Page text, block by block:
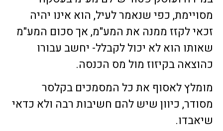
מסויימת, כפי שנאמר לעיל, הוא אינו יהיה
זכאי לקזז ממנה את המע"מ, אך סכום המע"מ
שאותו הוא לא יכול לקבלל- יחשב עבורו
כהוצאה בקיזוז מול מס הכנסה.
מומלץ לאסוף את כל המסמכים בקלסר
מסודר, כיוון שיש להם חשיבות רבה ולא כדאי
שיאבדו.